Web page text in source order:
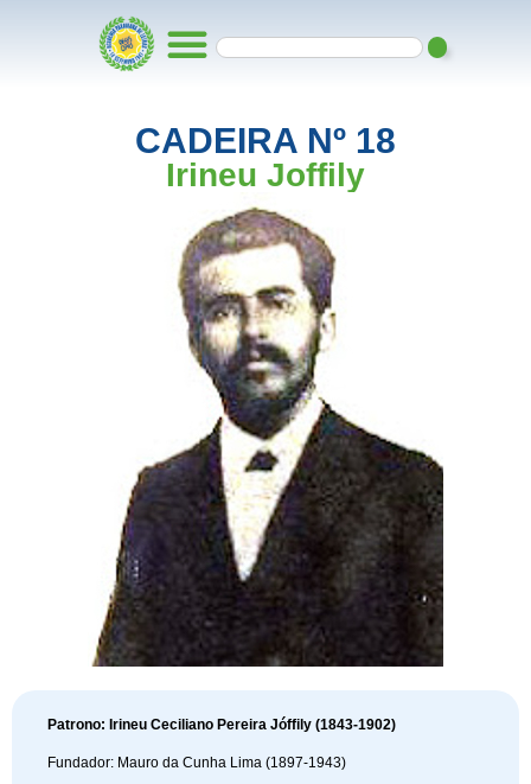
CADEIRA Nº 18
Irineu Joffily
Patrono: Irineu Ceciliano Pereira Jóffily (1843-1902)
Fundador: Mauro da Cunha Lima (1897-1943)